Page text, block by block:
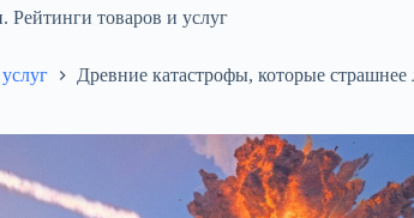
Рейтинги товаров и услуг
Древние катастрофы, которые